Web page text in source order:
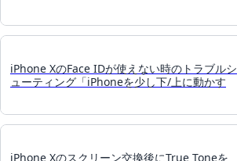
iPhone XのFace IDが使えない時のトラブルシ
ューティング「iPhoneを少し下/上に動かす
iPhone Xのスクリーン交換後にTrue Toneを